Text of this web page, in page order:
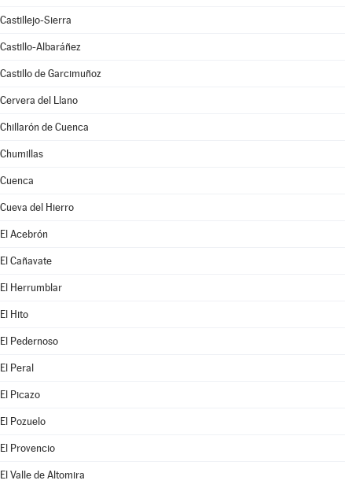
Castillejo-Sierra
Castillo-Albaráñez
Castillo de Garcimuñoz
Cervera del Llano
Chillarón de Cuenca
Chumillas
Cuenca
Cueva del Hierro
El Acebrón
El Cañavate
El Herrumblar
El Hito
El Pedernoso
El Peral
El Picazo
El Pozuelo
El Provencio
El Valle de Altomira